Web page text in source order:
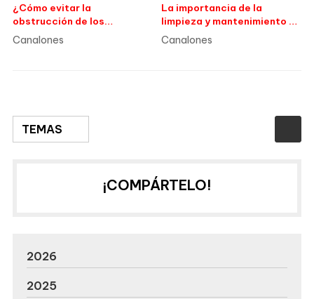
TEMAS
¿Cómo evitar la
obstrucción de los
canalones?
Canalones
La importancia de la
limpieza y mantenimiento de
canalones en la prevención
de filtraciones
Canalones
¡COMPÁRTELO!
2026
2025